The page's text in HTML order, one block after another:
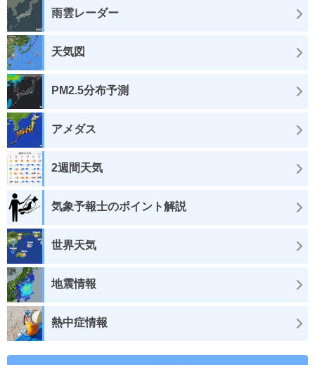
雨雲レーダー
天気図
PM2.5分布予測
アメダス
2週間天気
気象予報士のポイント解説
世界天気
地震情報
熱中症情報